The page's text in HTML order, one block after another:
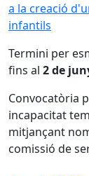
a la creació
infantils
Termini per
fins al 2 de
Convocatòria
incapacitat
mitjançant
comissió de